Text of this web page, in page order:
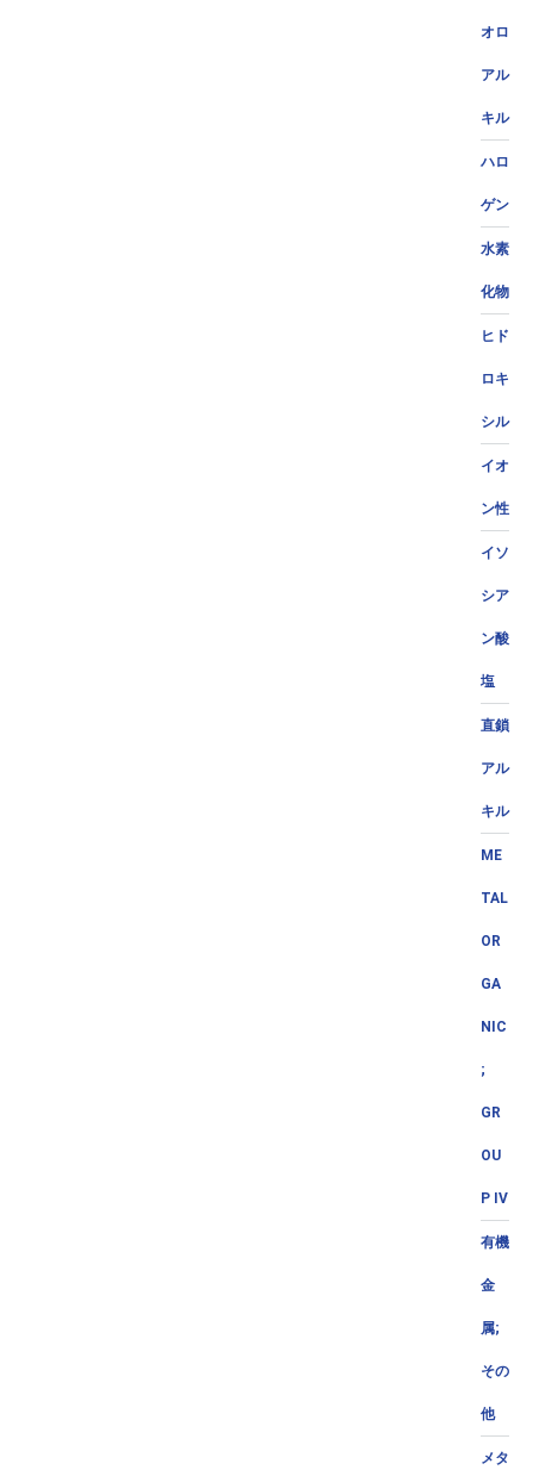
オロ
アル
キル
ハロ
ゲン
水素
化物
ヒド
ロキ
シル
イオ
ン性
イソ
シア
ン酸
塩
直鎖
アル
キル
ME
TAL
OR
GA
NIC
;
GR
OU
P IV
有機
金
属;
その
他
メタ